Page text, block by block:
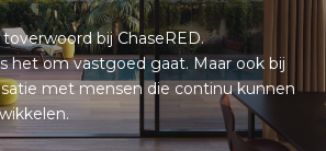
bij ChaseRED.
het om vastgoed gaat. Maar ook bij
met mensen die continu kunnen